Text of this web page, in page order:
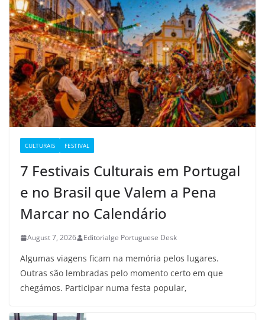
CULTURAIS FESTIVAL
7 Festivais Culturais em Portugal
e no Brasil que Valem a Pena
Marcar no Calendário
August 7, 2026 Editorialge Portuguese Desk
Algumas viagens ficam na memória pelos lugares.
Outras são lembradas pelo momento certo em que
chegámos. Participar numa festa popular,